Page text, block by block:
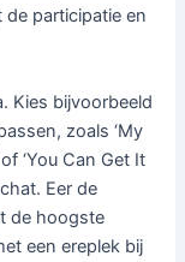
participatie en
Kies bijvoorbeeld
zoals ‘My
‘You Can Get It
Eer de
de hoogste
een ereplek bij